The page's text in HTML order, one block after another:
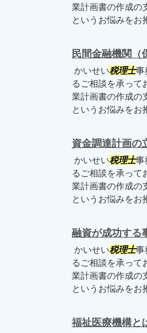
業計画書の作成の
というお悩みをお
民間金融機関（
かいせい税理士事
るご相談を承って
業計画書の作成の
というお悩みをお
資金調達計画の
かいせい税理士事
るご相談を承って
業計画書の作成の
というお悩みをお
融資が成功する
かいせい税理士事
るご相談を承って
業計画書の作成の
というお悩みをお
福祉医療機構と